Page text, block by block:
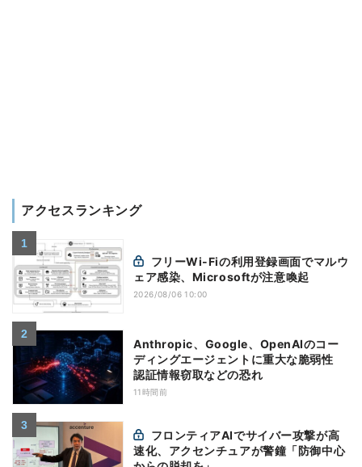
アクセスランキング
ェア感染、Microsoftが注意喚起
2026/08/06 10:00
Anthropic、Google、OpenAIのコー
ディングエージェントに重大な脆弱性
認証情報窃取などの恐れ
11時間前
速化、アクセンチュアが警鐘「防御中心